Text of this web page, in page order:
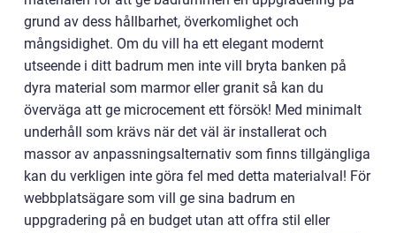
grund av dess hållbarhet, överkomlighet och
mångsidighet. Om du vill ha ett elegant modernt
utseende i ditt badrum men inte vill bryta banken på
dyra material som marmor eller granit så kan du
överväga att ge microcement ett försök! Med minimalt
underhåll som krävs när det väl är installerat och
massor av anpassningsalternativ som finns tillgängliga
kan du verkligen inte göra fel med detta materialval! För
webbplatsägare som vill ge sina badrum en
uppgradering på en budget utan att offra stil eller